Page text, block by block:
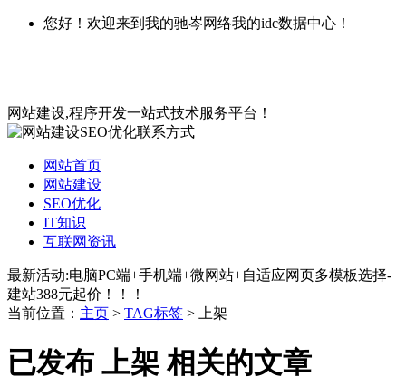
您好！欢迎来到我的驰岑网络我的idc数据中心！
网站建设,程序开发一站式技术服务平台！
网站首页
网站建设
SEO优化
IT知识
互联网资讯
最新活动:电脑PC端+手机端+微网站+自适应网页多模板选择-
建站388元起价！！！
当前位置： 主页 > TAG标签 > 上架
已发布 上架 相关的文章